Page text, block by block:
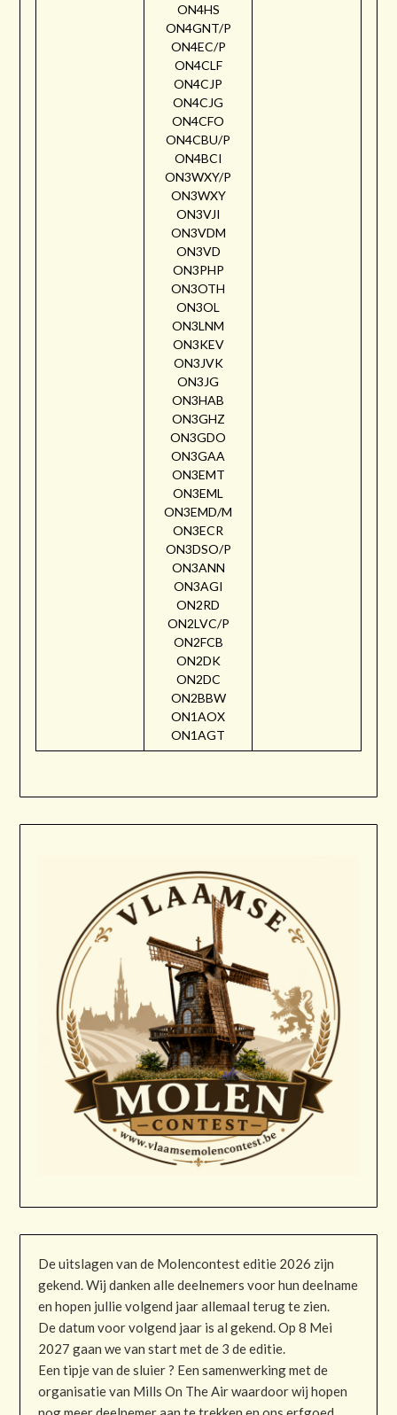
ON4HS
ON4GNT/P
ON4EC/P
ON4CLF
ON4CJP
ON4CJG
ON4CFO
ON4CBU/P
ON4BCI
ON3WXY/P
ON3WXY
ON3VJI
ON3VDM
ON3VD
ON3PHP
ON3OTH
ON3OL
ON3LNM
ON3KEV
ON3JVK
ON3JG
ON3HAB
ON3GHZ
ON3GDO
ON3GAA
ON3EMT
ON3EML
ON3EMD/M
ON3ECR
ON3DSO/P
ON3ANN
ON3AGI
ON2RD
ON2LVC/P
ON2FCB
ON2DK
ON2DC
ON2BBW
ON1AOX
ON1AGT
De uitslagen van de Molencontest editie 2026 zijn
gekend. Wij danken alle deelnemers voor hun deelname
en hopen jullie volgend jaar allemaal terug te zien.
De datum voor volgend jaar is al gekend. Op 8 Mei
2027 gaan we van start met de 3 de editie.
Een tipje van de sluier ? Een samenwerking met de
organisatie van Mills On The Air waardoor wij hopen